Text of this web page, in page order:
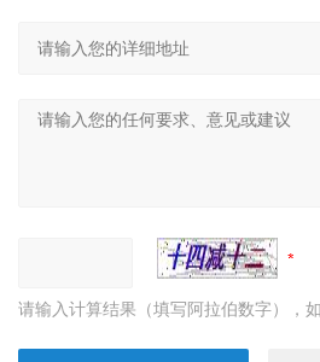
请输入计算结果（填写阿拉伯数字），